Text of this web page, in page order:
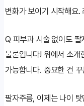
변화가 보이기 시작해요
Q 피부과 시술 없이도
물론입니다! 위에서 소개
가능합니다. 중요한 건
팔자주름, 이제는 나이